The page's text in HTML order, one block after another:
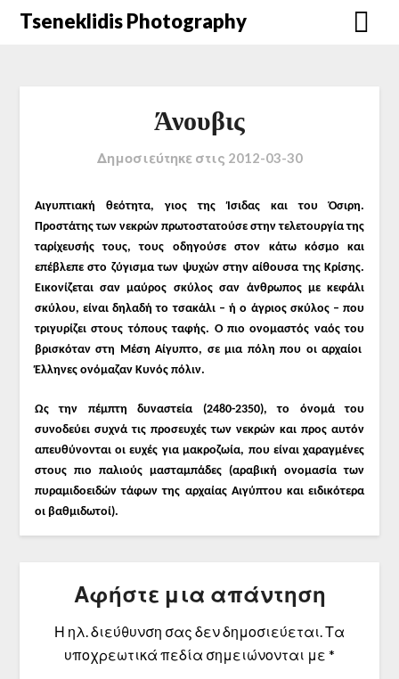
Μετάβαση
Tseneklidis Photography
Άνουβις
Δημοσιεύτηκε στις 2012-03-30
Αιγυπτιακή θεότητα, γιος της Ίσιδας και του Όσιρη.
Προστάτης των νεκρών πρωτοστατούσε στην τελετουργία της
ταρίχευσής τους,τους οδηγούσε στον κάτω κόσμο και
επέβλεπε στο ζύγισμα των ψυχών στην αίθουσα της Κρίσης.
Εικονίζεται σαν μαύρος σκύλος σαν άνθρωπος με κεφάλι
σκύλου, είναι δηλαδή το τσακάλι – ή ο άγριος σκύλος – που
τριγυρίζει στους τόπους ταφής. Ο πιο ονομαστός ναός του
βρισκόταν στη Μέση Αίγυπτο, σε μια πόλη που οι αρχαίοι
Έλληνες ονόμαζαν Κυνός πόλιν.
Ως την πέμπτη δυναστεία (2480-2350), το όνομά του
συνοδεύει συχνά τις προσευχές των νεκρών και προς αυτόν
απευθύνονται οι ευχές για μακροζωία, που είναι χαραγμένες
στους πιο παλιούς μασταμπάδες (αραβική ονομασία των
πυραμιδοειδών τάφων της αρχαίας Αιγύπτου και ειδικότερα
οι βαθμιδωτοί).
Αφήστε μια απάντηση
Η ηλ. διεύθυνση σας δεν δημοσιεύεται.Τα
υποχρεωτικά πεδία σημειώνονται με *